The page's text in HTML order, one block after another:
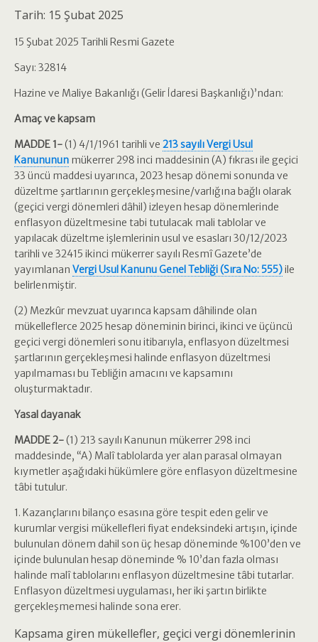
Tarih: 15 Şubat 2025
15 Şubat 2025 Tarihli Resmi Gazete
Sayı: 32814
Hazine ve Maliye Bakanlığı (Gelir İdaresi Başkanlığı)’ndan:
Amaç ve kapsam
MADDE 1-(1) 4/1/1961 tarihli ve 213 sayılı Vergi Usul
Kanununun mükerrer 298 inci maddesinin (A) fıkrası ile geçici
33 üncü maddesi uyarınca, 2023 hesap dönemi sonunda ve
düzeltme şartlarının gerçekleşmesine/varlığına bağlı olarak
(geçici vergi dönemleri dâhil) izleyen hesap dönemlerinde
enflasyon düzeltmesine tabi tutulacak mali tablolar ve
yapılacak düzeltme işlemlerinin usul ve esasları 30/12/2023
tarihli ve 32415 ikinci mükerrer sayılı Resmî Gazete’de
yayımlanan Vergi Usul Kanunu Genel Tebliği (Sıra No: 555)ile
belirlenmiştir.
(2) Mezkûr mevzuat uyarınca kapsam dâhilinde olan
mükelleflerce 2025 hesap döneminin birinci, ikinci ve üçüncü
geçici vergi dönemleri sonu itibarıyla, enflasyon düzeltmesi
şartlarının gerçekleşmesi halinde enflasyon düzeltmesi
yapılmaması bu Tebliğin amacını ve kapsamını
oluşturmaktadır.
Yasal dayanak
MADDE 2-(1) 213 sayılı Kanunun mükerrer 298 inci
maddesinde, “A) Malî tablolarda yer alan parasal olmayan
kıymetler aşağıdaki hükümlere göre enflasyon düzeltmesine
tâbi tutulur.
1. Kazançlarını bilanço esasına göre tespit eden gelir ve
kurumlar vergisi mükellefleri fiyat endeksindeki artışın, içinde
bulunulan dönem dahil son üç hesap döneminde %100’den ve
içinde bulunulan hesap döneminde % 10’dan fazla olması
halinde malî tablolarını enflasyon düzeltmesine tâbi tutarlar.
Enflasyon düzeltmesi uygulaması, her iki şartın birlikte
gerçekleşmemesi halinde sona erer.
Kapsama giren mükellefler, geçici vergi dönemlerinin